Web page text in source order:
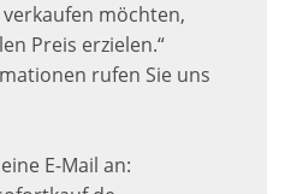
möchten,
Preis erzielen.“
rufen Sie uns
E-Mail an: